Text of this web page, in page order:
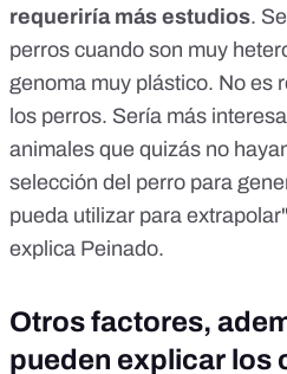
requeriría más estudios.
perros cuando son muy
genoma muy plástico. No es
los perros. Sería más
animales que quizás no
selección del perro para
pueda utilizar para
explica Peinado.
Otros factores,
pueden explicar los